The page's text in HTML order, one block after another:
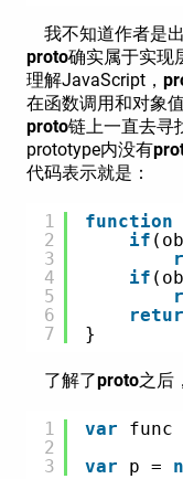
我不知道作者是
proto确实属于实现
理解JavaScript，
在函数调用和对象
proto链上一直去寻
prototype内没有
代码表示就是：
1
2
3
4
5
6
7
function
if
if
}
了解了proto之后
1
2
3
var func
var
p =